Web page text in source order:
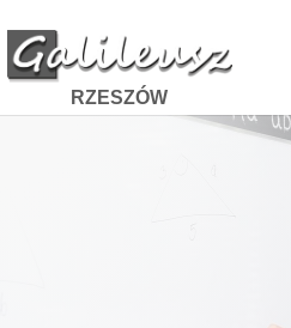
RZESZÓW